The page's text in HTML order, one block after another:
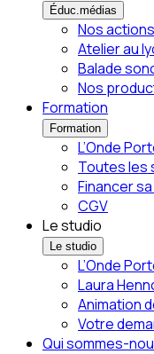
Éduc.médias
Nos actions
Atelier au
Balade
Nos
Formation
Formation
L’Onde
Toutes les
Financer
CGV
Le studio
Le studio
L’Onde
Laura
Animation
Votre
Qui sommes-